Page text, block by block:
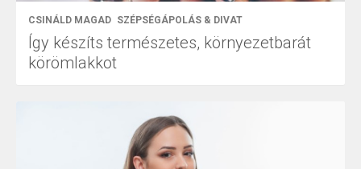
CSINÁLD MAGAD SZÉPSÉGÁPOLÁS & DIVAT
Így készíts természetes, környezetbarát
körömlakkot